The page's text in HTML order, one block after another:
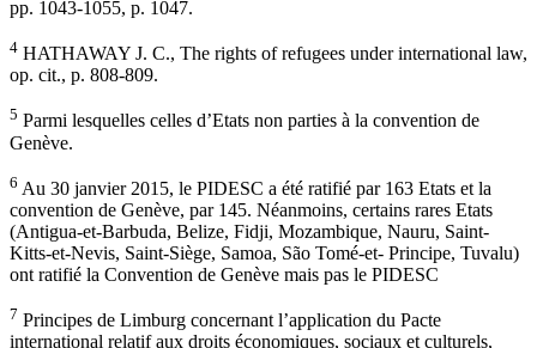
pp. 1043-1055, p. 1047.
4 HATHAWAY J. C., The rights of refugees under international law,
op. cit., p. 808-809.
5 Parmi lesquelles celles d’Etats non parties à la convention de
Genève.
6 Au 30 janvier 2015, le PIDESC a été ratifié par 163 Etats et la
convention de Genève, par 145. Néanmoins, certains rares Etats
(Antigua-et-Barbuda, Belize, Fidji, Mozambique, Nauru, Saint-
Kitts-et-Nevis, Saint-Siège, Samoa, São Tomé-et- Principe, Tuvalu)
ont ratifié la Convention de Genève mais pas le PIDESC
7 Principes de Limburg concernant l’application du Pacte
international relatif aux droits économiques, sociaux et culturels,